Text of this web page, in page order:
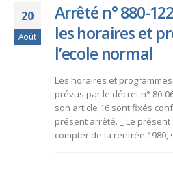
20
Août
Arrêté n° 880-
les horaires et
l’ecole normal
Les horaires et
prévus par le décret n° 80-
son article 16 sont fixés
présent arrêté. _ Le
compter de la rentrée 1980,